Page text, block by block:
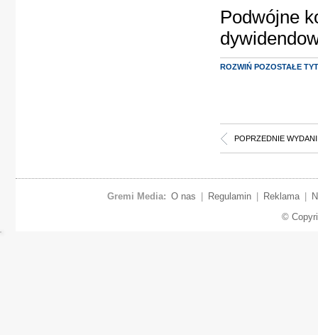
Podwójne
ROZWIŃ POZOSTAŁE
POPRZEDNIE
Gremi Media: O nas Regulamin Reklama
©